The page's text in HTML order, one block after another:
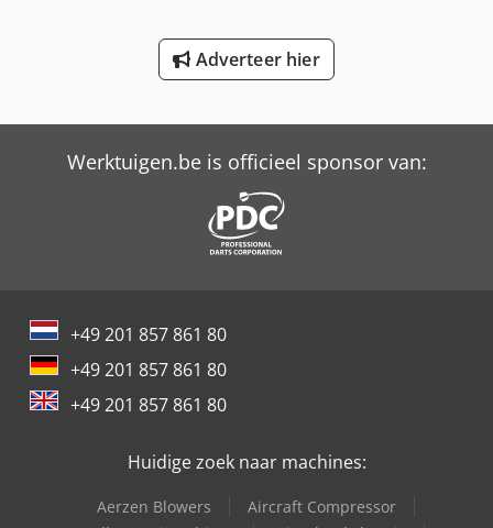
Adverteer hier
Werktuigen.be is officieel sponsor van:
+49 201 857 861 80
+49 201 857 861 80
+49 201 857 861 80
Huidige zoek naar machines:
Aerzen Blowers
Aircraft Compressor